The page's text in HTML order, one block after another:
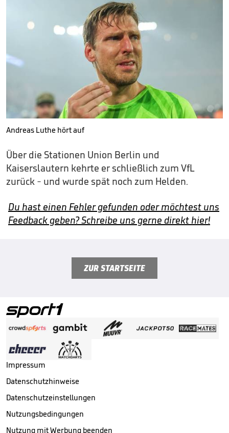
Andreas Luthe hört auf
Über die Stationen Union Berlin und
Kaiserslautern kehrte er schließlich zum VfL
zurück - und wurde spät noch zum Helden.
Du hast einen Fehler gefunden oder möchtest uns
Feedback geben? Schreibe uns gerne direkt hier!
ZUR STARTSEITE
Impressum
Datenschutzhinweise
Datenschutzeinstellungen
Nutzungsbedingungen
Nutzung mit Werbung beenden